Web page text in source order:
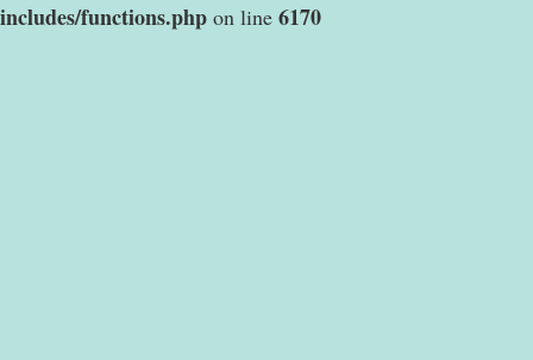
includes/functions.php on line 6170